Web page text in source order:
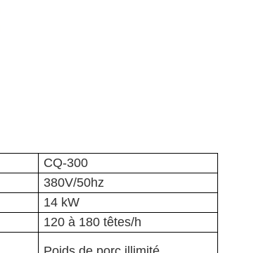
CQ-300
380V/50hz
14 kW
120 à 180 têtes/h